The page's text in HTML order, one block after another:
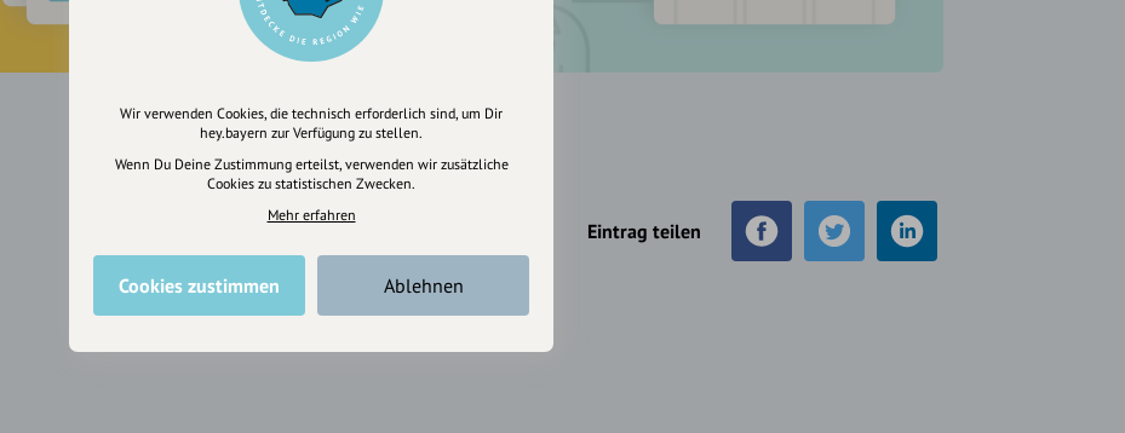
Eintrag teilen
Wir verwenden Cookies, die technisch erforderlich sind, um Dir
hey.bayern zur Verfügung zu stellen.
Wenn Du Deine Zustimmung erteilst, verwenden wir zusätzliche
Cookies zu statistischen Zwecken.
Mehr erfahren
Cookies zustimmen Ablehnen